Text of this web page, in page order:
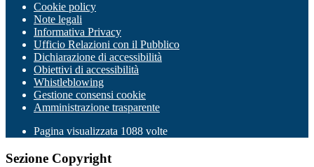
Cookie policy
Note legali
Informativa Privacy
Ufficio Relazioni con il Pubblico
Dichiarazione di accessibilità
Obiettivi di accessibilità
Whistleblowing
Gestione consensi cookie
Amministrazione trasparente
Pagina visualizzata 1088 volte
Sezione Copyright